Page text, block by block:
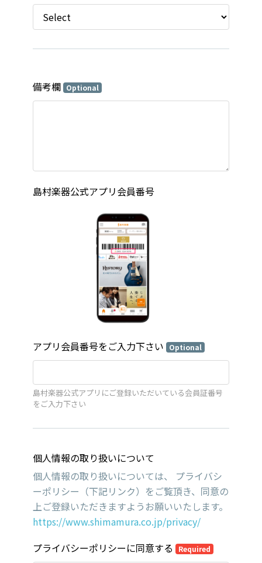
備考欄 Optional
島村楽器公式アプリ会員番号
アプリ会員番号をご入力下さい Optional
島村楽器公式アプリにご登録いただいている会員証番号
をご入力下さい
個人情報の取り扱いについて
個人情報の取り扱いについては、 プライバシ
ーポリシー（下記リンク）をご覧頂き、同意の
上ご登録いただきますようお願いいたします。
https://www.shimamura.co.jp/privacy/
プライバシーポリシーに同意する
Required